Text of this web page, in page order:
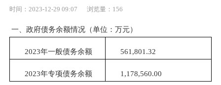
时间：2023-12-29 09:07 浏览量： 156
一、政府债务余额情况（单位：万元）
2023年一般债务余额 561,801.32
2023年专项债务余额 1,178,560.00